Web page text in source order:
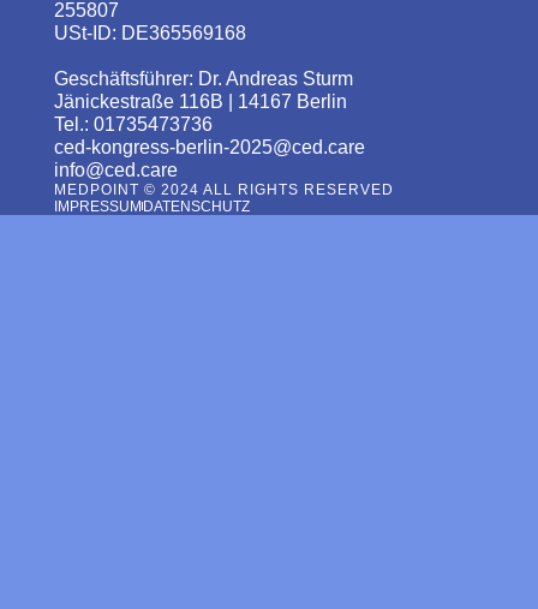
255807
USt-ID: DE365569168
Geschäftsführer: Dr. Andreas Sturm
Jänickestraße 116B | 14167 Berlin
Tel.: 01735473736
ced-kongress-berlin-2025@ced.care
info@ced.care
MEDPOINT © 2024 ALL RIGHTS RESERVED
IMPRESSUMDATENSCHUTZ